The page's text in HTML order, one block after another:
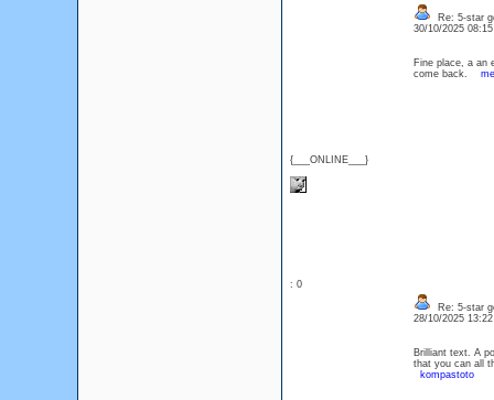
{___ONLINE___}
Re: 5-star
30/10/2025
Fine place, a an
come back.
: 0
Re: 5-star
28/10/2025
Brilliant text. A
that you can all
kompastoto